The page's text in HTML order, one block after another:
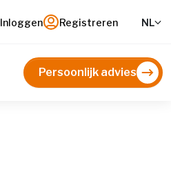
Inloggen Registreren NL
Persoonlijk advies